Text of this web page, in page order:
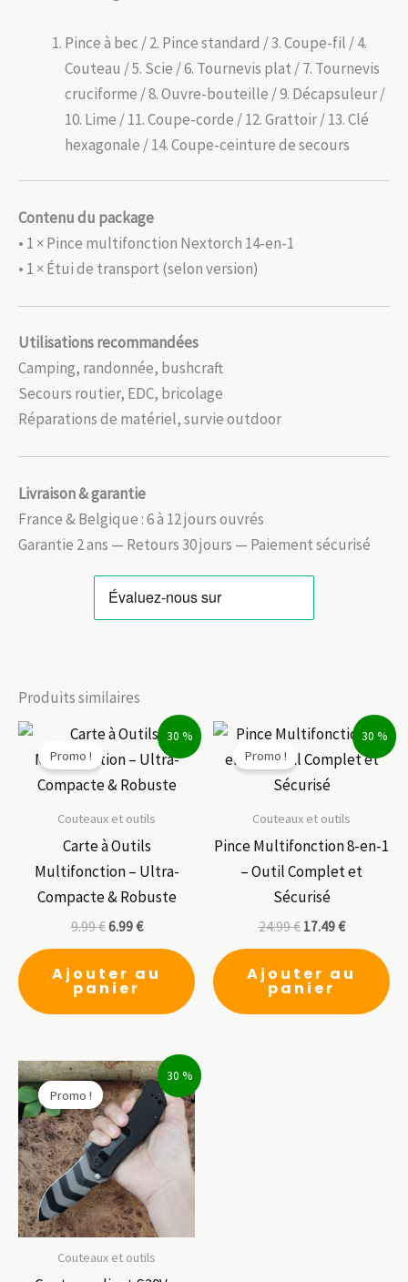
Pince à bec / 2. Pince standard / 3. Coupe-fil / 4.
Couteau / 5. Scie / 6. Tournevis plat / 7. Tournevis
cruciforme / 8. Ouvre-bouteille / 9. Décapsuleur /
10. Lime / 11. Coupe-corde / 12. Grattoir / 13. Clé
hexagonale / 14. Coupe-ceinture de secours
Contenu du package
• 1 × Pince multifonction Nextorch 14-en-1
• 1 × Étui de transport (selon version)
Utilisations recommandées
Camping, randonnée, bushcraft
Secours routier, EDC, bricolage
Réparations de matériel, survie outdoor
Livraison & garantie
France & Belgique : 6 à 12 jours ouvrés
Garantie 2 ans — Retours 30 jours — Paiement sécurisé
Produits similaires
30 %
Promo !
Couteaux et outils
Carte à Outils
Multifonction – Ultra-
Compacte & Robuste
9.99€6.99€
Ajouter au
panier
30 %
Promo !
Couteaux et outils
Pince Multifonction 8-en-1
– Outil Complet et
Sécurisé
24.99€ 17.49€
Ajouter au
panier
30 %
Promo !
Couteaux et outils